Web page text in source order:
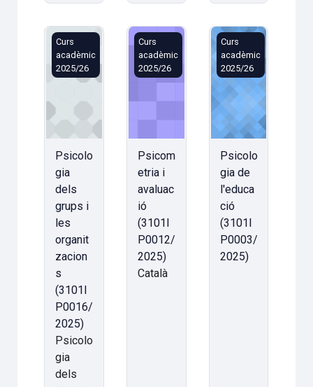
Psicologia dels grups i les organitzacions
Curs
acadèmic
2025/26
Psicolo
gia
dels
grups i
les
organit
zacion
s
(3101I
P0016/
2025)
Psicolo
gia
dels
Psicometria i avaluació
Curs
acadèmic
2025/26
Psicom
etria i
avaluac
ió
(3101I
P0012/
2025)
Català
Psicologia de
Curs
acadèmic
2025/26
Psicolo
gia de
l'educa
ció
(3101I
P0003/
2025)